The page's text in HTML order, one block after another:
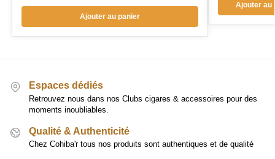
Ajouter au panier
Ajouter au
Espaces dédiés
Retrouvez nous dans nos Clubs cigares & accessoires pour des
moments inoubliables.
Qualité & Authenticité
Chez Cohiba'r tous nos produits sont authentiques et de qualité